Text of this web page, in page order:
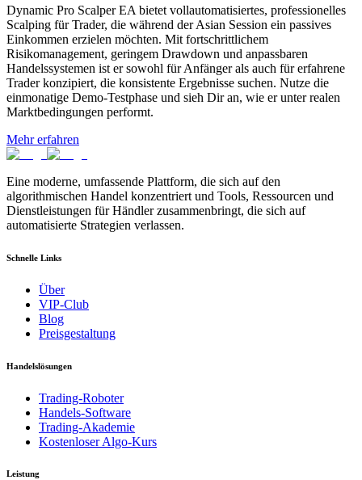
Dynamic Pro Scalper EA bietet vollautomatisiertes, professionelles
Scalping für Trader, die während der Asian Session ein passives
Einkommen erzielen möchten. Mit fortschrittlichem
Risikomanagement, geringem Drawdown und anpassbaren
Handelssystemen ist er sowohl für Anfänger als auch für erfahrene
Trader konzipiert, die konsistente Ergebnisse suchen. Nutze die
einmonatige Demo-Testphase und sieh Dir an, wie er unter realen
Marktbedingungen performt.
Mehr erfahren
Eine moderne, umfassende Plattform, die sich auf den
algorithmischen Handel konzentriert und Tools, Ressourcen und
Dienstleistungen für Händler zusammenbringt, die sich auf
automatisierte Strategien verlassen.
Schnelle Links
Über
VIP-Club
Blog
Preisgestaltung
Handelslösungen
Trading-Roboter
Handels-Software
Trading-Akademie
Kostenloser Algo-Kurs
Leistung